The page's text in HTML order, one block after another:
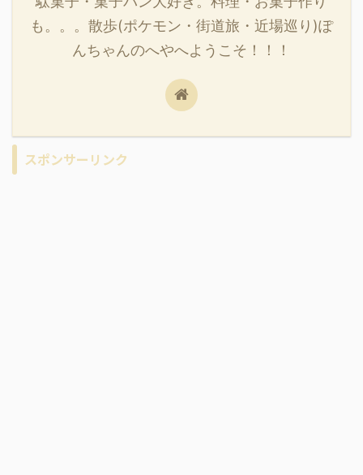
も。。。散歩(ポケモン・街道旅・近場巡り)ぽ
んちゃんのへやへようこそ！！！
スポンサーリンク